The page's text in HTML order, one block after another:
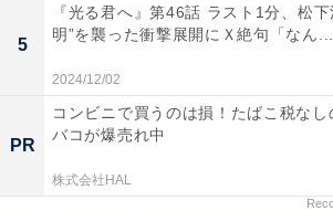
田）義盛や畠山（重忠）が、鎌倉殿の
言っているのに殺されて行くのを目の
ごく苦しかったと思うんです。
でも頭の良い人だったから、力のない
いいかとなった時に、朝廷と手を組む
5
『光る君へ』第46話 ラスト1分、松下
明”を襲った衝撃展開にＸ絶句「なん...
2024/12/02
PR
コンビニで買うのは損！たばこ税なし
バコが爆売れ中
株式会社HAL